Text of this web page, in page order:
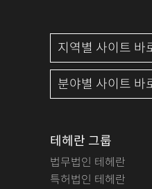
테헤란 그룹
법무법인 테헤란
특허법인 테헤란